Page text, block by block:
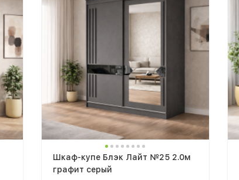
Шкаф-купе Блэк Лайт №25 2.0м
графит серый